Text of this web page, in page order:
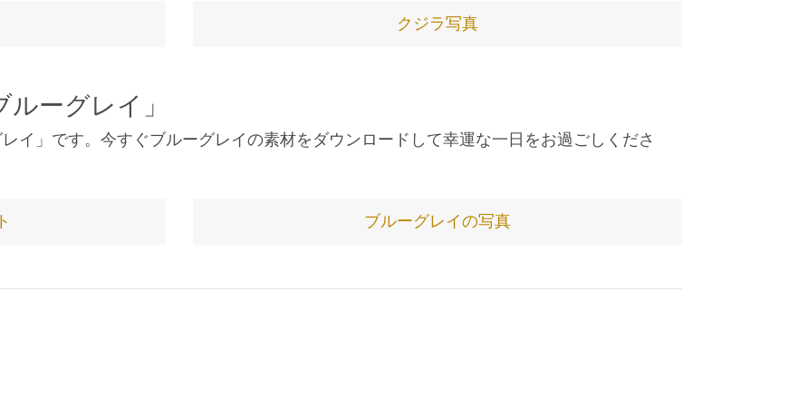
クジラ写真
ーグレイ」
イ」です。今すぐブルーグレイの素材をダウンロードして幸運な一日をお過ごしくださ
ブルーグレイの写真